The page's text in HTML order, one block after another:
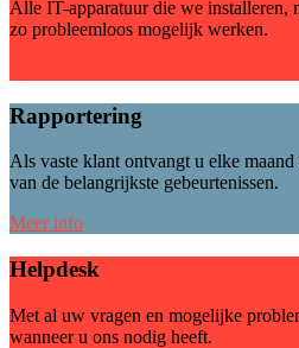
Alle IT-apparatuur die we installeren,
zo probleemloos mogelijk werken.
Rapportering
Als vaste klant ontvangt u elke
van de belangrijkste gebeurtenissen.
Meer info
Helpdesk
Met al uw vragen en mogelijke
wanneer u ons nodig heeft.